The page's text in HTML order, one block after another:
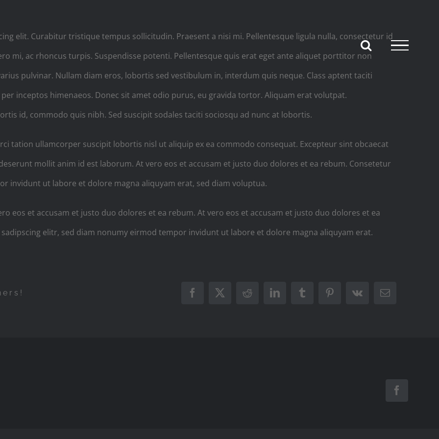
elit. Curabitur tristique tempus sollicitudin. Praesent a nisi mi. Pellentesque ligula nulla, consectetur id
mi, ac rhoncus turpis. Suspendisse potenti. Pellentesque quis erat eget ante aliquet porttitor non
pulvinar. Nullam diam eros, lobortis sed vestibulum in, interdum quis neque. Class aptent taciti
inceptos himenaeos. Donec sit amet odio purus, eu gravida tortor. Aliquam erat volutpat.
id, commodo quis nibh. Sed suscipit sodales taciti sociosqu ad nunc at lobortis.
tation ullamcorper suscipit lobortis nisl ut aliquip ex ea commodo consequat. Excepteur sint obcaecat
mollit anim id est laborum. At vero eos et accusam et justo duo dolores et ea rebum. Consetetur
invidunt ut labore et dolore magna aliquyam erat, sed diam voluptua.
eos et accusam et justo duo dolores et ea rebum. At vero eos et accusam et justo duo dolores et ea
elitr, sed diam nonumy eirmod tempor invidunt ut labore et dolore magna aliquyam erat.
Facebook
X Reddit LinkedInTumblrPinterest
Vk Email
Facebook